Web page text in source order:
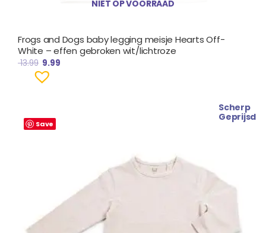
NIET OP VOORRAAD
Frogs and Dogs baby legging meisje Hearts Off-
White – effen gebroken wit/lichtroze
13.99 9.99
Save
Scherp
Geprijsd
prijs
was: